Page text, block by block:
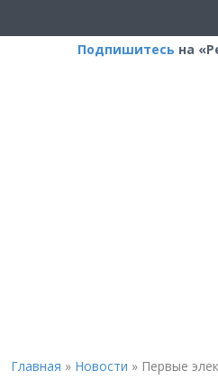
Подпишитесь на
Главная » Новости » Первые